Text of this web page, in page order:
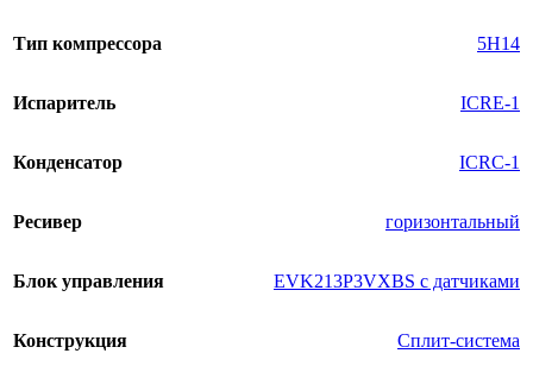
Тип компрессора 5H14
Испаритель ICRE-1
Конденсатор ICRC-1
Ресивер горизонтальный
Блок управления EVK213P3VXBS с датчиками
Конструкция Сплит-система